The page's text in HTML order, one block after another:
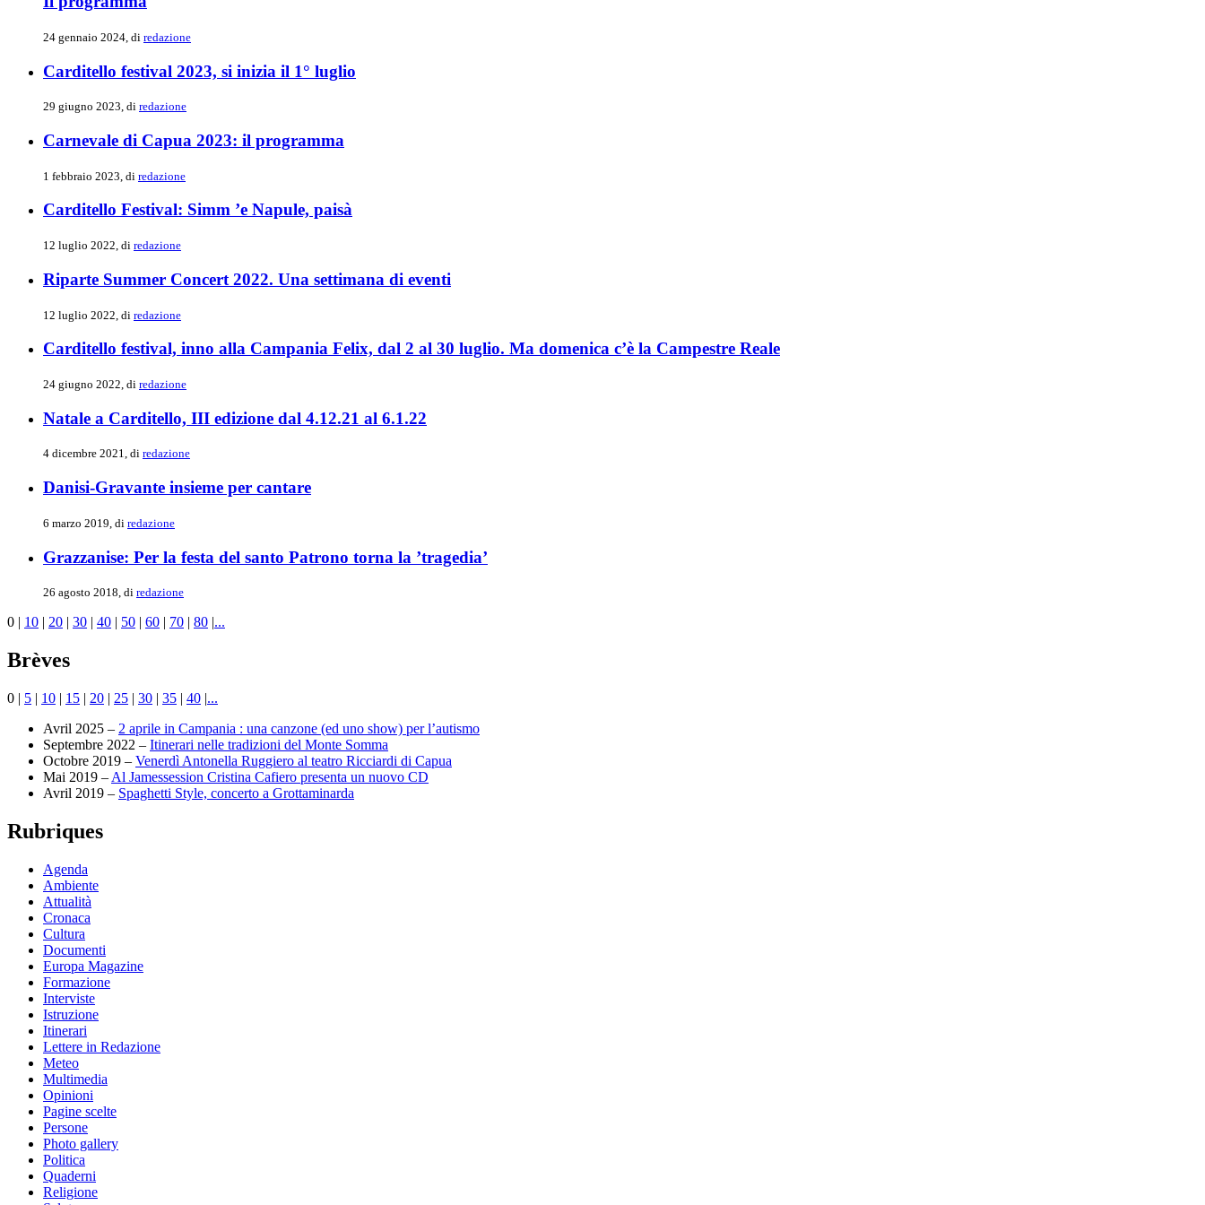
24 gennaio 2024, di redazione
Carditello festival 2023, si inizia il 1° luglio
29 giugno 2023, di redazione
Carnevale di Capua 2023: il programma
1 febbraio 2023, di redazione
Carditello Festival: Simm ’e Napule, paisà
12 luglio 2022, di redazione
Riparte Summer Concert 2022. Una settimana di eventi
12 luglio 2022, di redazione
Carditello festival, inno alla Campania Felix, dal 2 al 30 luglio. Ma domenica c’è la Campestre Reale
24 giugno 2022, di redazione
Natale a Carditello, III edizione dal 4.12.21 al 6.1.22
4 dicembre 2021, di redazione
Danisi-Gravante insieme per cantare
6 marzo 2019, di redazione
Grazzanise: Per la festa del santo Patrono torna la ’tragedia’
26 agosto 2018, di redazione
0 | 10 | 20 | 30 | 40 | 50 | 60 | 70 | 80 |...
Brèves
0 | 5 | 10 | 15 | 20 | 25 | 30 | 35 | 40 |...
Avril 2025 – 2 aprile in Campania : una canzone (ed uno show) per l’autismo
Septembre 2022 – Itinerari nelle tradizioni del Monte Somma
Octobre 2019 – Venerdì Antonella Ruggiero al teatro Ricciardi di Capua
Mai 2019 – Al Jamessession Cristina Cafiero presenta un nuovo CD
Avril 2019 – Spaghetti Style, concerto a Grottaminarda
Rubriques
Agenda
Ambiente
Attualità
Cronaca
Cultura
Documenti
Europa Magazine
Formazione
Interviste
Istruzione
Itinerari
Lettere in Redazione
Meteo
Multimedia
Opinioni
Pagine scelte
Persone
Photo gallery
Politica
Quaderni
Religione